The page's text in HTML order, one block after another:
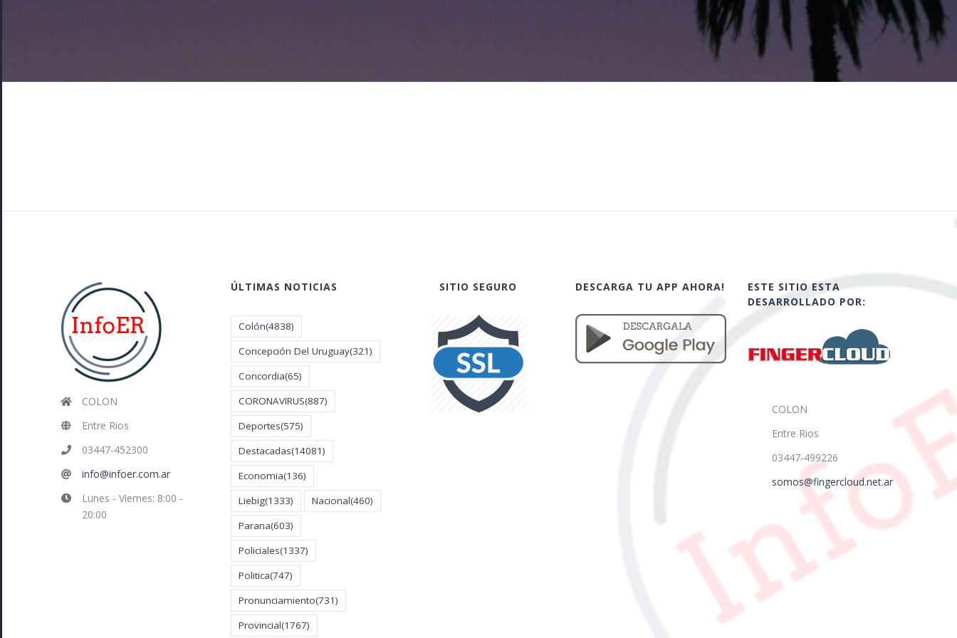
COLON
Entre Rios
03447-452300
info@infoer.com.ar
Lunes - Viernes: 8:00 -
20:00
ÚLTIMAS NOTICIAS
Colón(4838)
Concepción Del Uruguay(321)
Concordia(65)
CORONAVIRUS(887)
Deportes(575)
Destacadas(14081)
Economia(136)
Liebig(1333) Nacional(460)
Parana(603)
Policiales(1337)
Politica(747)
Pronunciamiento(731)
Provincial(1767)
SITIO SEGURO DESCARGA TU APP AHORA!
ESTE SITIO ESTA
DESARROLLADO POR:
COLON
Entre Rios
03447-499226
somos@fingercloud.net.ar